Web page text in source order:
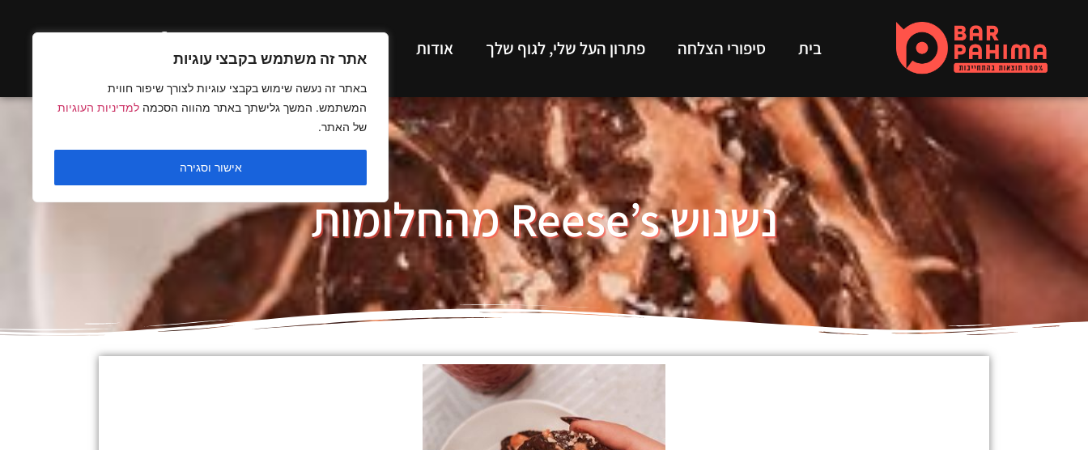
אתר זה משתמש בקבצי עוגיות
באתר זה נעשה שימוש בקבצי עוגיות לצורך שיפור חווית
המשתמש. המשך גלישתך באתר מהווה הסכמה למדיניות העוגיות
של האתר.
אישור וסגירה
בית סיפורי הצלחה פתרון העל שלי, לגוף שלך אודות
נשנוש Reese’s מהחלומות